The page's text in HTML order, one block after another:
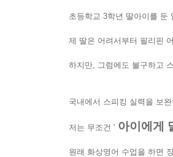
초등학교 3학년 딸아이를 둔
제 딸은 어려서부터 필리핀
하지만, 그럼에도 불구하고
국내에서 스피킹 실력을 보
저는 무조건 ' 아이에게
원래 화상영어 수업을 하면